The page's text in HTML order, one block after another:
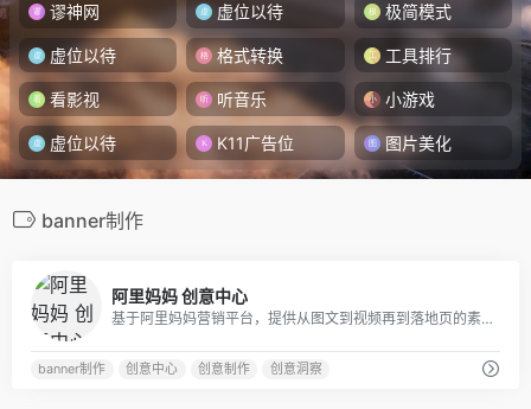
谬神网
虚位以待 极简模式
虚位以待 格式转换 工具排行
看影视 听音乐 小游戏
虚位以待 K11广告位 图片美化
banner制作
阿里妈妈 创意中心
基于阿里妈妈营销平台，提供从图文到视频再到落地页的素材级智能化创意支持，是您营销创意数字资产累积和升值的阵地，最大化提升营销的效率和效果。
banner制作 创意中心 创意制作 创意洞察